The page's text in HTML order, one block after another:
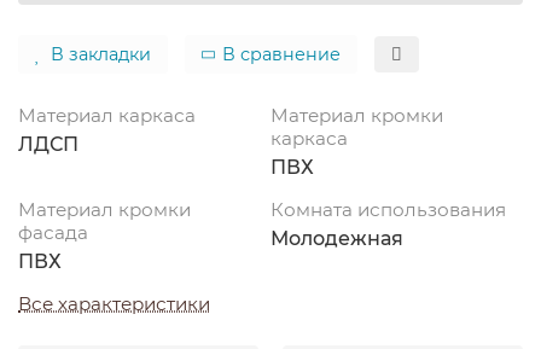
В закладки В сравнение
Материал каркаса
ЛДСП
Материал кромки
каркаса
ПВХ
Материал кромки
фасада
ПВХ
Комната использования
Молодежная
Все характеристики